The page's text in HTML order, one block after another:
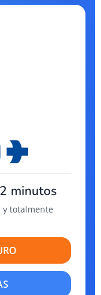
minutos
y totalmente